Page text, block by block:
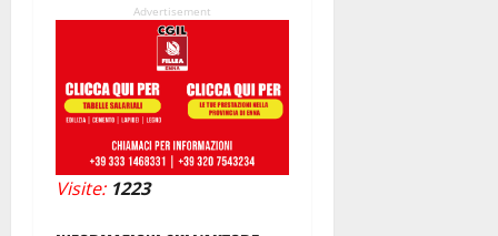
Advertisement
Visite: 1223